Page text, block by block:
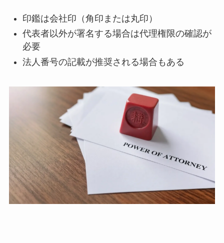
印鑑は会社印（角印または丸印）
代表者以外が署名する場合は代理権限の確認が
必要
法人番号の記載が推奨される場合もある